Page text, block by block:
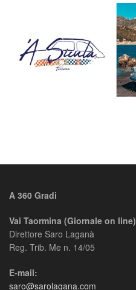
A 360 Gradi
Vai Taormina (Giornale on line)
Direttore Saro Laganà
Reg. Trib. Me n. 14/05
E-mail:
saro@sarolagana.com